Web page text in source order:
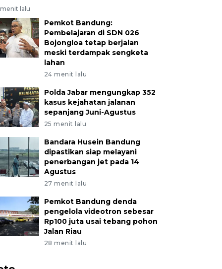
lalu
Pemkot Bandung:
Pembelajaran di SDN 026
Bojongloa tetap berjalan
meski terdampak sengketa
lahan
24 menit lalu
Polda Jabar mengungkap 352
kasus kejahatan jalanan
sepanjang Juni-Agustus
25 menit lalu
Bandara Husein Bandung
dipastikan siap melayani
penerbangan jet pada 14
Agustus
27 menit lalu
Pemkot Bandung denda
pengelola videotron sebesar
Rp100 juta usai tebang pohon
Jalan Riau
28 menit lalu